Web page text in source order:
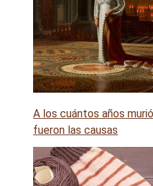
A los cuántos años
fueron las causas